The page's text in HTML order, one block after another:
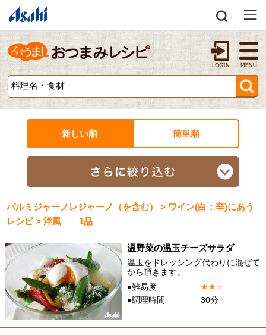
新しい順 簡単順
パルミジャーノレジャーノ（を含む） > ワイン(白：辛)にあう
レシピ > 洋風 1品
温野菜の温玉チーズサラダ
温玉をドレッシング代わりに混ぜて
から頂きます。
●難易度
★★★
●調理時間
30分